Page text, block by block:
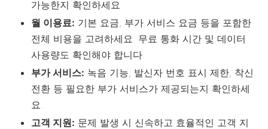
가능한지 확인하세요.
월 이용료: 기본 요금, 부가 서비스 요금 등을 포함한
전체 비용을 고려하세요. 무료 통화 시간 및 데이터
사용량도 확인해야 합니다.
부가 서비스: 녹음 기능, 발신자 번호 표시 제한, 착신
전환 등 필요한 부가 서비스가 제공되는지 확인하세
요.
고객 지원: 문제 발생 시 신속하고 효율적인 고객 지